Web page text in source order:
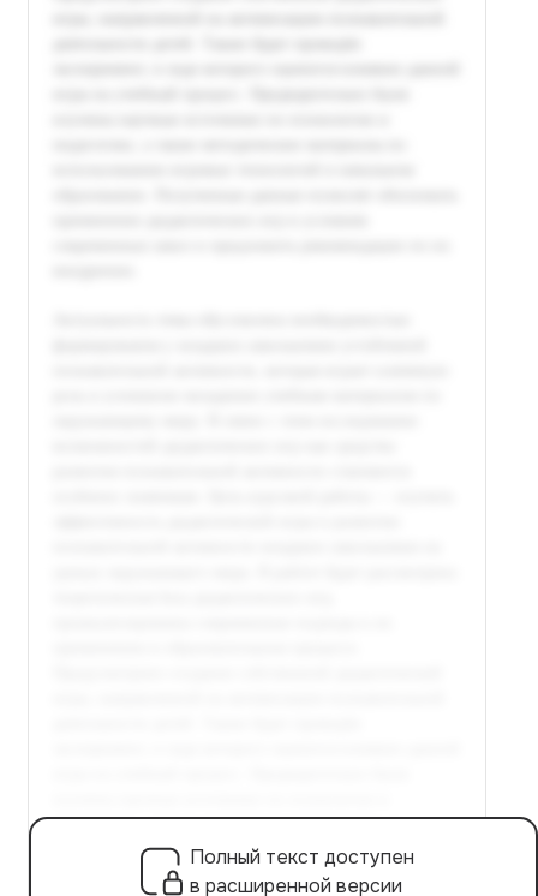
Полный текст доступен
в расширенной версии